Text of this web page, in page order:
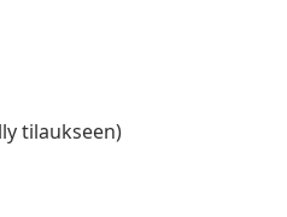
tilaukseen)